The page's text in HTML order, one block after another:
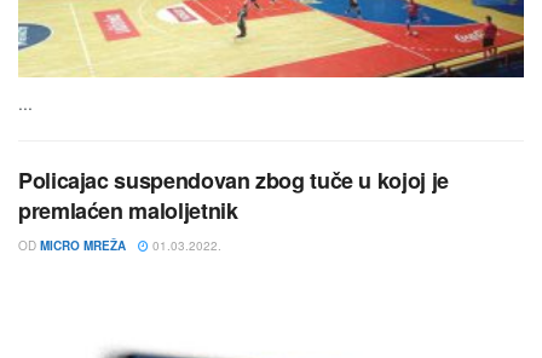
...
Policajac suspendovan zbog tuče u kojoj je
premlaćen maloljetnik
OD MICRO MREŽA 01.03.2022.